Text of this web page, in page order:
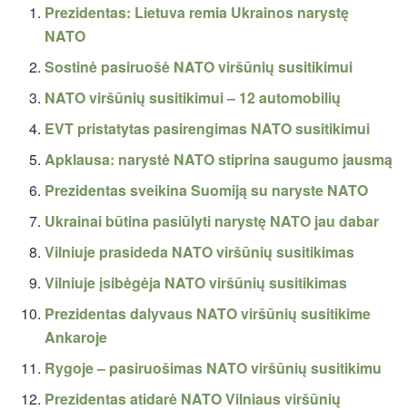
Prezidentas: Lietuva remia Ukrainos narystę
NATO
Sostinė pasiruošė NATO viršūnių susitikimui
NATO viršūnių susitikimui – 12 automobilių
EVT pristatytas pasirengimas NATO susitikimui
Apklausa: narystė NATO stiprina saugumo jausmą
Prezidentas sveikina Suomiją su naryste NATO
Ukrainai būtina pasiūlyti narystę NATO jau dabar
Vilniuje prasideda NATO viršūnių susitikimas
Vilniuje įsibėgėja NATO viršūnių susitikimas
Prezidentas dalyvaus NATO viršūnių susitikime
Ankaroje
Rygoje – pasiruošimas NATO viršūnių susitikimu
Prezidentas atidarė NATO Vilniaus viršūnių